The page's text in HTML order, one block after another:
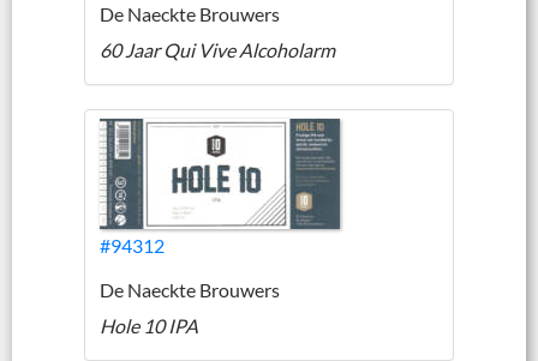
De Naeckte Brouwers
60 Jaar Qui Vive Alcoholarm
#94312
De Naeckte Brouwers
Hole 10 IPA